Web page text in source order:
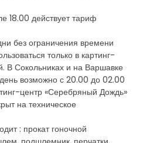
18.00 действует тариф
без ограничения времени
только в картинг-
В Сокольниках и на Варшавке
возможно с 20.00 до 02.00
центр «Серебряный Дождь»
на техническое
: прокат гоночной